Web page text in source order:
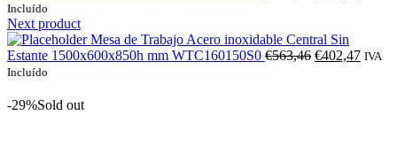
era:
€534,26.
Incluído
Next product
Mesa de Trabajo Acero inoxidable Central Sin
Estante 1500x600x850h mm WTC160150S0 €563,46 O
€402,47OIVA
Incluído
-29%Sold out